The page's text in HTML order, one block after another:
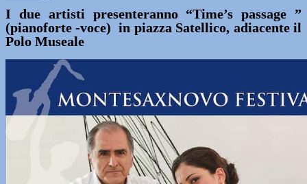
I due artisti presenteranno “Time’s passage ”
(pianoforte -voce) in piazza Satellico, adiacente il
Polo Museale